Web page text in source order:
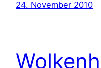
24. November 2010